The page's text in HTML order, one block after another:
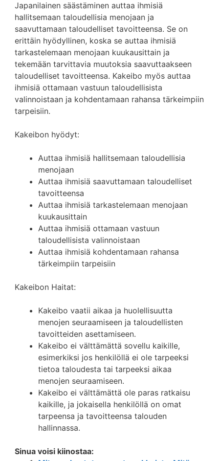
Japanilainen säästäminen auttaa ihmisiä
hallitsemaan taloudellisia menojaan ja
saavuttamaan taloudelliset tavoitteensa. Se on
erittäin hyödyllinen, koska se auttaa ihmisiä
tarkastelemaan menojaan kuukausittain ja
tekemään tarvittavia muutoksia saavuttaakseen
taloudelliset tavoitteensa. Kakeibo myös auttaa
ihmisiä ottamaan vastuun taloudellisista
valinnoistaan ja kohdentamaan rahansa tärkeimpiin
tarpeisiin.
Kakeibon hyödyt:
Auttaa ihmisiä hallitsemaan taloudellisia
menojaan
Auttaa ihmisiä saavuttamaan taloudelliset
tavoitteensa
Auttaa ihmisiä tarkastelemaan menojaan
kuukausittain
Auttaa ihmisiä ottamaan vastuun
taloudellisista valinnoistaan
Auttaa ihmisiä kohdentamaan rahansa
tärkeimpiin tarpeisiin
Kakeibon Haitat:
Kakeibo vaatii aikaa ja huolellisuutta
menojen seuraamiseen ja taloudellisten
tavoitteiden asettamiseen.
Kakeibo ei välttämättä sovellu kaikille,
esimerkiksi jos henkilöllä ei ole tarpeeksi
tietoa taloudesta tai tarpeeksi aikaa
menojen seuraamiseen.
Kakeibo ei välttämättä ole paras ratkaisu
kaikille, ja jokaisella henkilöllä on omat
tarpeensa ja tavoitteensa talouden
hallinnassa.
Sinua voisi kiinostaa: